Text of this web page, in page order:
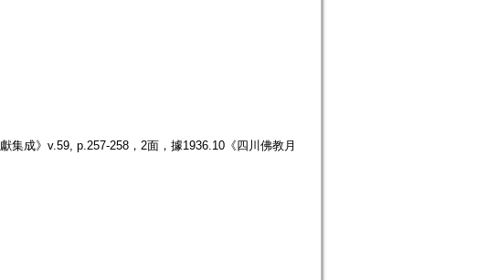
集成》v.59, p.257-258，2面，據1936.10《四川佛教月